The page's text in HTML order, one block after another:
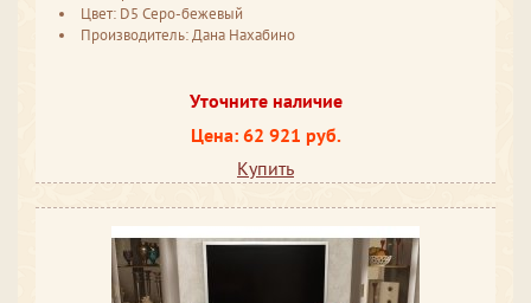
Цвет: D5 Серо-бежевый
Производитель: Дана Нахабино
Уточните наличие
Цена: 62 921 руб.
Купить